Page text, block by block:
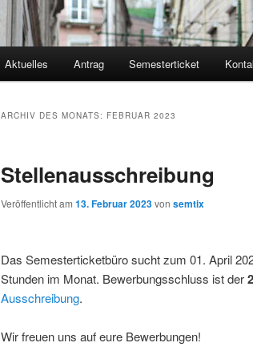
Aktuelles Antrag Semesterticket
ARCHIV DES MONATS: FEBRUAR 2023
Stellenausschreibung
Veröffentlicht am 13. Februar 2023von semtix
Das Semesterticketbüro sucht zum 01. April
Stunden im Monat. Bewerbungsschluss ist der
Ausschreibung.
Wir freuen uns auf eure Bewerbungen!